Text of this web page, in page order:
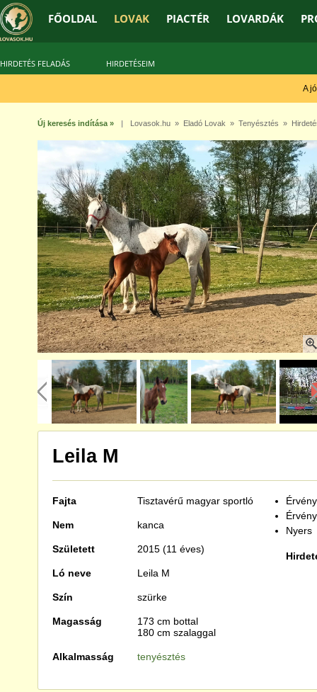
FŐOLDAL LOVAK PIACTÉR LOVARDÁK
HIRDETÉS FELADÁS HIRDETÉSEIM
A jó
Új keresés indítása » | Lovasok.hu» Eladó Lovak » Tenyésztés »
Leila M
Fajta Tisztavérű magyar sportló
Nem kanca
Született 2015 (11 éves)
Ló neve Leila M
Szín szürke
Magasság
173 cm bottal
180 cm szalaggal
Alkalmasság tenyésztés
Nyers